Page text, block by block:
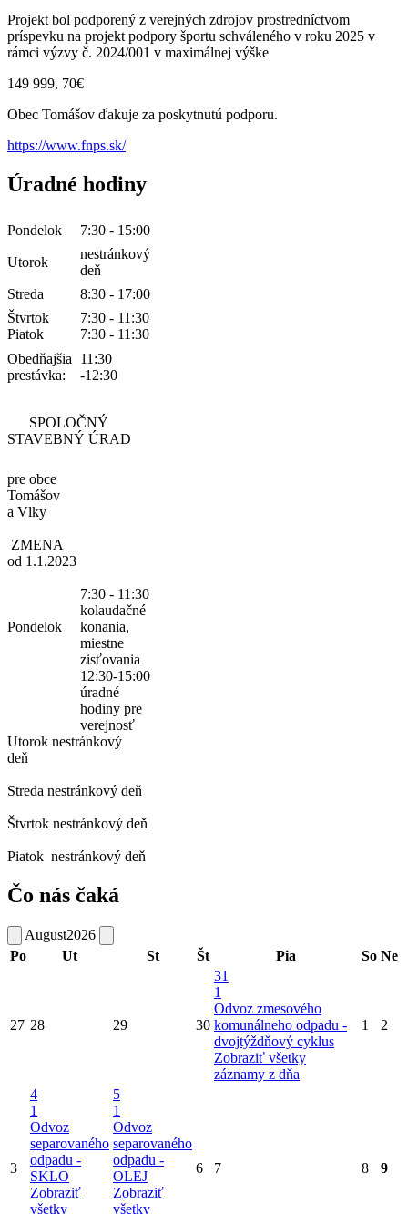
Projekt bol podporený z verejných zdrojov prostredníctvom
príspevku na projekt podpory športu schváleného v roku 2025 v
rámci výzvy č. 2024/001 v maximálnej výške
149 999, 70€
Obec Tomášov ďakuje za poskytnutú podporu.
https://www.fnps.sk/
Úradné hodiny
Pondelok 7:30 - 15:00
Utorok
nestránkový
deň
Streda
8:30 - 17:00
Štvrtok
7:30 - 11:30
Piatok
7:30 - 11:30
Obedňajšia
prestávka:
11:30
-12:30
SPOLOČNÝ
STAVEBNÝ ÚRAD
pre obce
Tomášov
a Vlky
ZMENA
od 1.1.2023
Pondelok
7:30 - 11:30
kolaudačné
konania,
miestne
zisťovania
12:30-15:00
úradné
hodiny pre
verejnosť
Utorok nestránkový
deň
Streda nestránkový deň
Štvrtok nestránkový deň
Piatok nestránkový deň
Čo nás čaká
August2026
Po
Ut St Št Pia So Ne
27 28 29 30
31
1
Odvoz zmesového
komunálneho odpadu -
dvojtýždňový cyklus
Zobraziť všetky
záznamy z dňa
1 2
3
4
1
Odvoz
separovaného
odpadu -
SKLO
Zobraziť
všetky
5
1
Odvoz
separovaného
odpadu -
OLEJ
Zobraziť
všetky
6 7 8 9